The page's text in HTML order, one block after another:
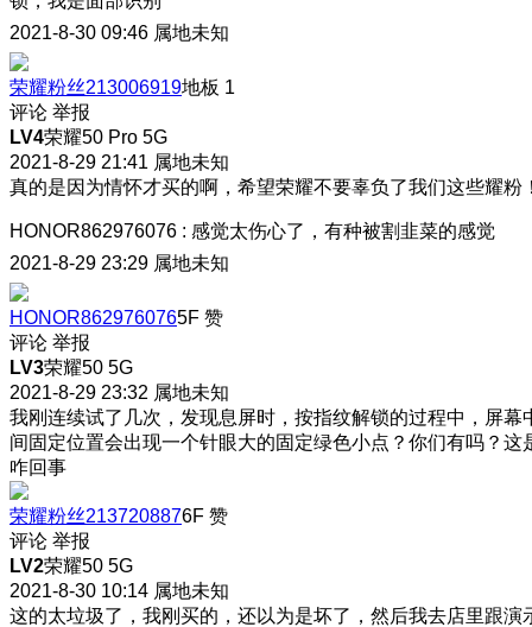
2021-8-30 09:46 属地未知
荣耀粉丝213006919地板 1
评论 举报
LV4荣耀50 Pro 5G
2021-8-29 21:41 属地未知
真的是因为情怀才买的啊，希望荣耀不要辜负了我们这些耀粉
HONOR862976076 : 感觉太伤心了，有种被割韭菜的感觉
2021-8-29 23:29 属地未知
HONOR8629760765F 赞
评论 举报
LV3荣耀50 5G
2021-8-29 23:32 属地未知
我刚连续试了几次，发现息屏时，按指纹解锁的过程中，屏幕
间固定位置会出现一个针眼大的固定绿色小点？你们有吗？这
咋回事
荣耀粉丝2137208876F 赞
评论 举报
LV2荣耀50 5G
2021-8-30 10:14 属地未知
这的太垃圾了，我刚买的，还以为是坏了，然后我去店里跟演